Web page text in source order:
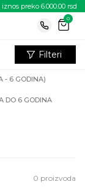
preko 6.000.00 rsd
0
- 6 GODINA)
DO 6 GODINA
Filteri
0 proizvoda